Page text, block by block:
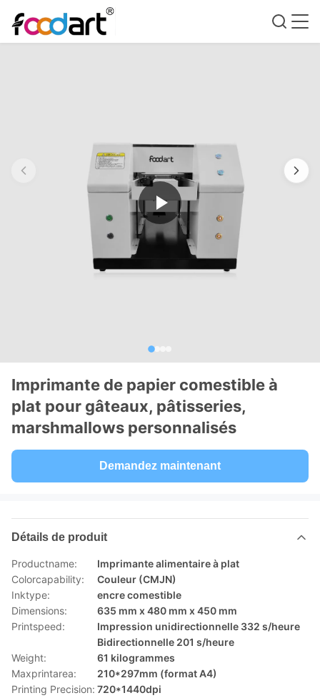
Imprimante de papier comestible à
plat pour gâteaux, pâtisseries,
marshmallows personnalisés
Demandez maintenant
Détails de produit
Productname:
Imprimante alimentaire à plat
Colorcapability:
Couleur (CMJN)
Inktype:
encre comestible
Dimensions:
635 mm x 480 mm x 450 mm
Printspeed:
Impression unidirectionnelle 332 s/heure
Bidirectionnelle 201 s/heure
Weight:
61 kilogrammes
Maxprintarea:
210*297mm (format A4)
Printing Precision: 720*1440dpi